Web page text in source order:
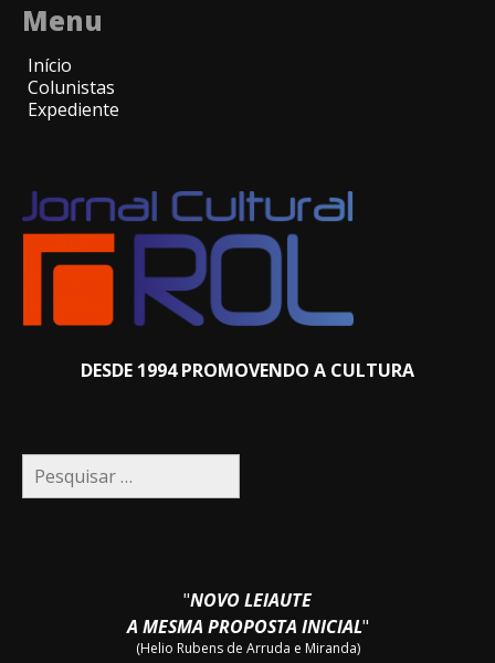
Menu
Início
Colunistas
Expediente
DESDE 1994 PROMOVENDO A CULTURA
Pesquisar
por:
"NOVO LEIAUTE
A MESMA PROPOSTA INICIAL"
(Helio Rubens de Arruda e Miranda)